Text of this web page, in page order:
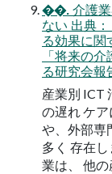
��. 介護業
ない 出典
る効果に関
「将来の
る研究会報
産業別 ICT
の遅れ ケ
や、外部専
多く 存在
業は、 他